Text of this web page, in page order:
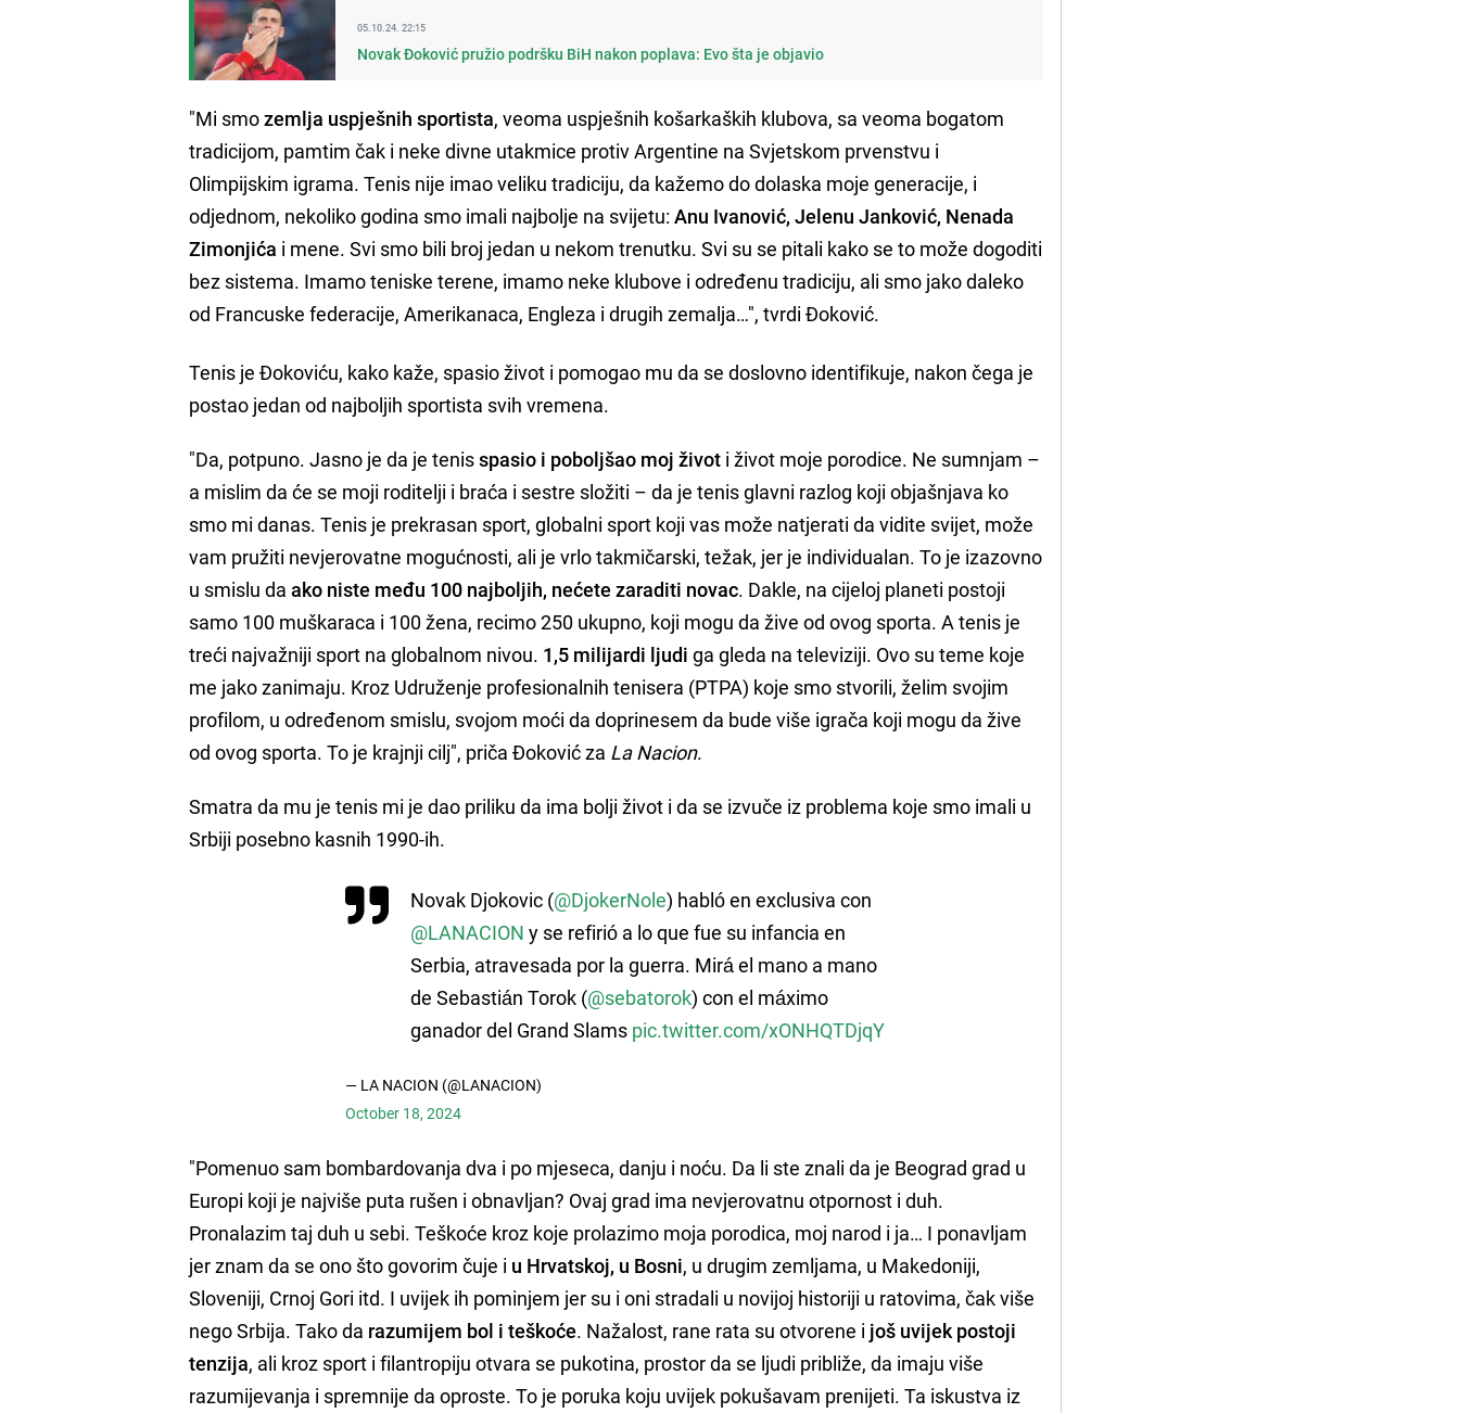
05.10.24. 22:15
Novak Đoković pružio podršku BiH nakon poplava: Evo šta je objavio
"Mi smozemlja uspješnih sportista, veoma uspješnih košarkaških klubova, sa veoma bogatom
tradicijom, pamtim čak i neke divne utakmice protiv Argentine na Svjetskom prvenstvu i
Olimpijskim igrama. Tenis nije imao veliku tradiciju, da kažemo do dolaska moje generacije, i
odjednom, nekoliko godina smo imali najbolje na svijetu:Anu Ivanović, Jelenu Janković, Nenada
Zimonjića i mene. Svi smo bili broj jedan u nekom trenutku. Svi su se pitali kako se to može dogoditi
bez sistema. Imamo teniske terene, imamo neke klubove i određenu tradiciju, ali smo jako daleko
od Francuske federacije, Amerikanaca, Engleza i drugih zemalja…", tvrdi Đoković.
Tenis je Đokoviću, kako kaže, spasio život i pomogao mu da se doslovno identifikuje, nakon čega je
postao jedan od najboljih sportista svih vremena.
"Da, potpuno. Jasno je da je tenisspasio i poboljšao moj život i život moje porodice. Ne sumnjam –
a mislim da će se moji roditelji i braća i sestre složiti – da je tenis glavni razlog koji objašnjava ko
smo mi danas. Tenis je prekrasan sport, globalni sport koji vas može natjerati da vidite svijet, može
vam pružiti nevjerovatne mogućnosti, ali je vrlo takmičarski, težak, jer je individualan. To je izazovno
u smislu daako niste među 100 najboljih, nećete zaraditi novac. Dakle, na cijeloj planeti postoji
samo 100 muškaraca i 100 žena, recimo 250 ukupno, koji mogu da žive od ovog sporta. A tenis je
treći najvažniji sport na globalnom nivou. 1,5 milijardi ljudi ga gleda na televiziji. Ovo su teme koje
me jako zanimaju. Kroz Udruženje profesionalnih tenisera (PTPA) koje smo stvorili, želim svojim
profilom, u određenom smislu, svojom moći da doprinesem da bude više igrača koji mogu da žive
od ovog sporta. To je krajnji cilj", priča Đoković za La Nacion.
Smatra da mu je tenis mi je dao priliku da ima bolji život i da se izvuče iz problema koje smo imali u
Srbiji posebno kasnih 1990-ih.
Novak Djokovic (@DjokerNole) habló en exclusiva con
@LANACION y se refirió a lo que fue su infancia en
Serbia, atravesada por la guerra. Mirá el mano a mano
de Sebastián Torok (@sebatorok) con el máximo
ganador del Grand Slams pic.twitter.com/xONHQTDjqY
— LA NACION (@LANACION)
October 18, 2024
"Pomenuo sam bombardovanja dva i po mjeseca, danju i noću. Da li ste znali da je Beograd grad u
Europi koji je najviše puta rušen i obnavljan? Ovaj grad ima nevjerovatnu otpornost i duh.
Pronalazim taj duh u sebi. Teškoće kroz koje prolazimo moja porodica, moj narod i ja… I ponavljam
jer znam da se ono što govorim čuje i u Hrvatskoj, u Bosni, u drugim zemljama, u Makedoniji,
Sloveniji, Crnoj Gori itd. I uvijek ih pominjem jer su i oni stradali u novijoj historiji u ratovima, čak više
nego Srbija. Tako da razumijem bol i teškoće. Nažalost, rane rata su otvorene i još uvijek postoji
tenzija, ali kroz sport i filantropiju otvara se pukotina, prostor da se ljudi približe, da imaju više
razumijevanja i spremnije da oproste. To je poruka koju uvijek pokušavam prenijeti. Ta iskustva iz